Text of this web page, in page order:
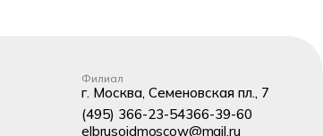
Филиал
г. Москва, Семеновская пл., 7
(495) 366-23-54366-39-60
elbrusoidmoscow@mail.ru